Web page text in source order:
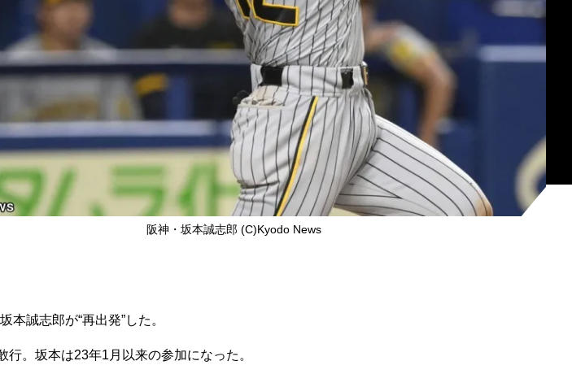
阪神・坂本誠志郎 (C)Kyodo News
誠志郎が“再出発”した。
。坂本は23年1月以来の参加になった。